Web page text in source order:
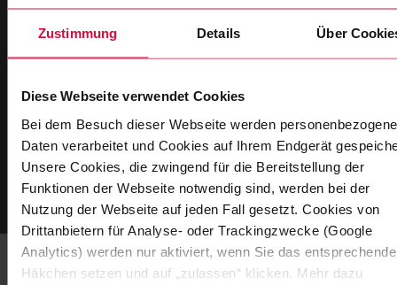
Zustimmung Details Über
Diese Webseite verwendet Cookies
Bei dem Besuch dieser Webseite werden personenbezogene
Daten verarbeitet und Cookies auf Ihrem Endgerät
Unsere Cookies, die zwingend für die Bereitstellung der
Funktionen der Webseite notwendig sind, werden bei der
Nutzung der Webseite auf jeden Fall gesetzt. Cookies von
Drittanbietern für Analyse- oder Trackingzwecke (Google
Analytics) werden nur aktiviert, wenn Sie das entsprechende
Häkchen setzen und auf „zulassen“ klicken. Mehr dazu
Felix Dieckmann
Global Key Account Manager
T +49 202 2681 789
ZUM KONTAKTFORMULAR